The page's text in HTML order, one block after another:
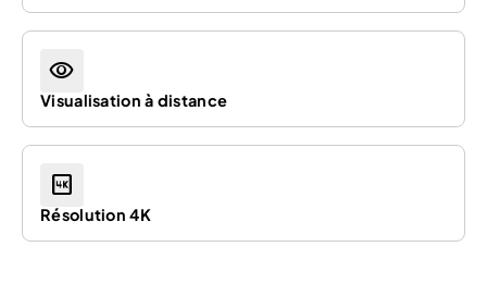
visibility
Visualisation à distance
4k
Résolution 4K